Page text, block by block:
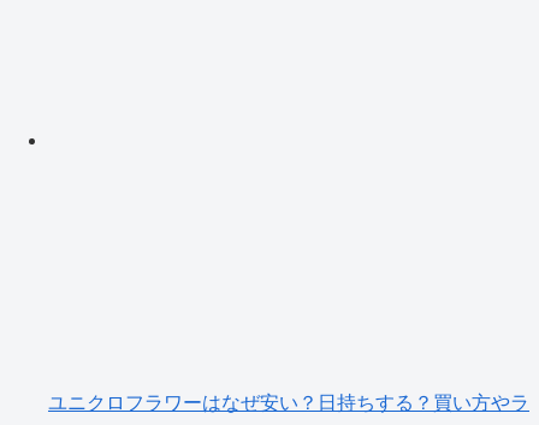
ユニクロフラワーはなぜ安い？日持ちする？買い方やラ